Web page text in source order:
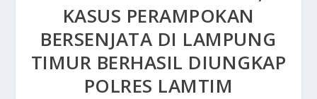
KASUS PERAMPOKAN
BERSENJATA DI LAMPUNG
TIMUR BERHASIL DIUNGKAP
POLRES LAMTIM